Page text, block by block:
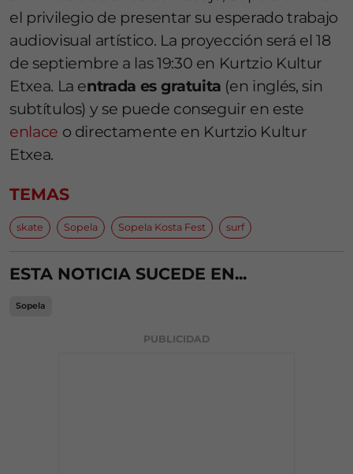
el privilegio de presentar su esperado trabajo
audiovisual artístico. La proyección será el 18
de septiembre a las 19:30 en Kurtzio Kultur
Etxea. La entrada es gratuita (en inglés, sin
subtítulos) y se puede conseguir en este
enlace o directamente en Kurtzio Kultur
Etxea.
TEMAS
skate Sopela Sopela Kosta Fest surf
ESTA NOTICIA SUCEDE EN...
Sopela
PUBLICIDAD